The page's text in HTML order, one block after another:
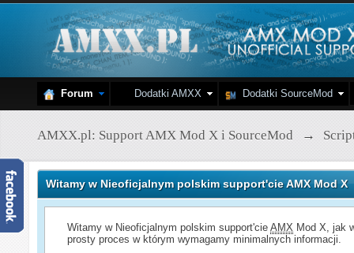
Forum Dodatki AMXX Dodatki SourceMod
AMXX.pl: Support AMX Mod X i SourceMod →
Witamy w Nieoficjalnym polskim support'cie AMX Mod X
Witamy w Nieoficjalnym polskim support'cieAMX Mod X, jak
prosty proces w którym wymagamy minimalnych informacji.